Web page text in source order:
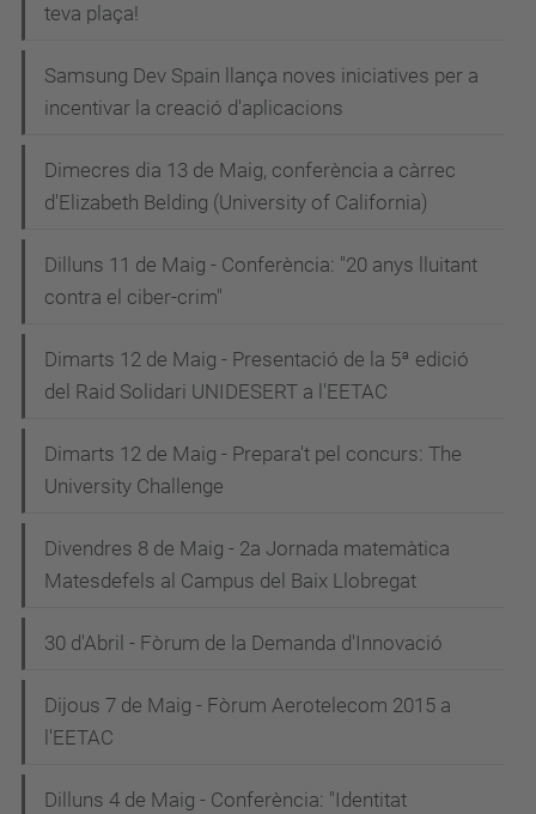
teva plaça!
Samsung Dev Spain llança noves iniciatives per a
incentivar la creació d'aplicacions
Dimecres dia 13 de Maig, conferència a càrrec
d'Elizabeth Belding (University of California)
Dilluns 11 de Maig - Conferència: "20 anys lluitant
contra el ciber-crim"
Dimarts 12 de Maig - Presentació de la 5ª edició
del Raid Solidari UNIDESERT a l'EETAC
Dimarts 12 de Maig - Prepara't pel concurs: The
University Challenge
Divendres 8 de Maig - 2a Jornada matemàtica
Matesdefels al Campus del Baix Llobregat
30 d'Abril - Fòrum de la Demanda d'Innovació
Dijous 7 de Maig - Fòrum Aerotelecom 2015 a
l'EETAC
Dilluns 4 de Maig - Conferència: "Identitat